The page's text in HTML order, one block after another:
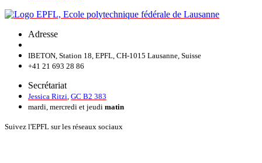
Adresse
IBETON, Station 18, EPFL, CH-1015 Lausanne, Suisse
+41 21 693 28 86
Secrétariat
Jessica Ritzi GC B2 383
mardi, mercredi et jeudi matin
Suivez l'EPFL sur les réseaux sociaux